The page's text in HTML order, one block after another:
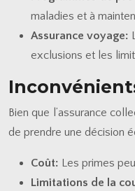
maladies et à
Assurance voyage:
exclusions et les
Bien que l’assurance
de prendre une décision
Coût: Les primes
Limitations de la